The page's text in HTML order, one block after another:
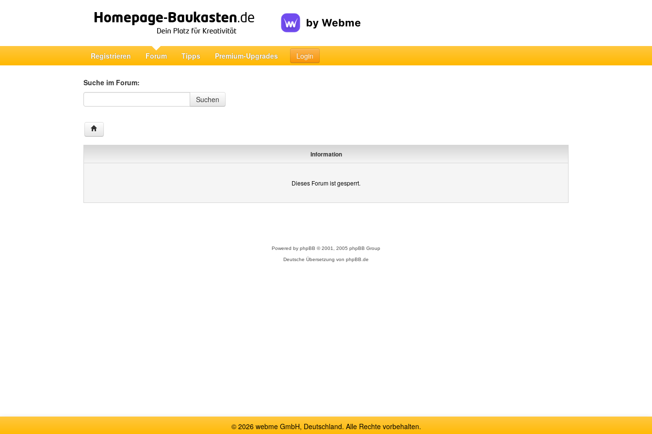
Registrieren Forum Tipps Premium-Upgrades Login
Suche im Forum:
Suche im Forum
Suchen
Information
Dieses Forum ist gesperrt.
Powered by phpBB © 2001, 2005 phpBB Group
Deutsche Übersetzung von phpBB.de
© 2026 webme GmbH, Deutschland. Alle Rechte vorbehalten.